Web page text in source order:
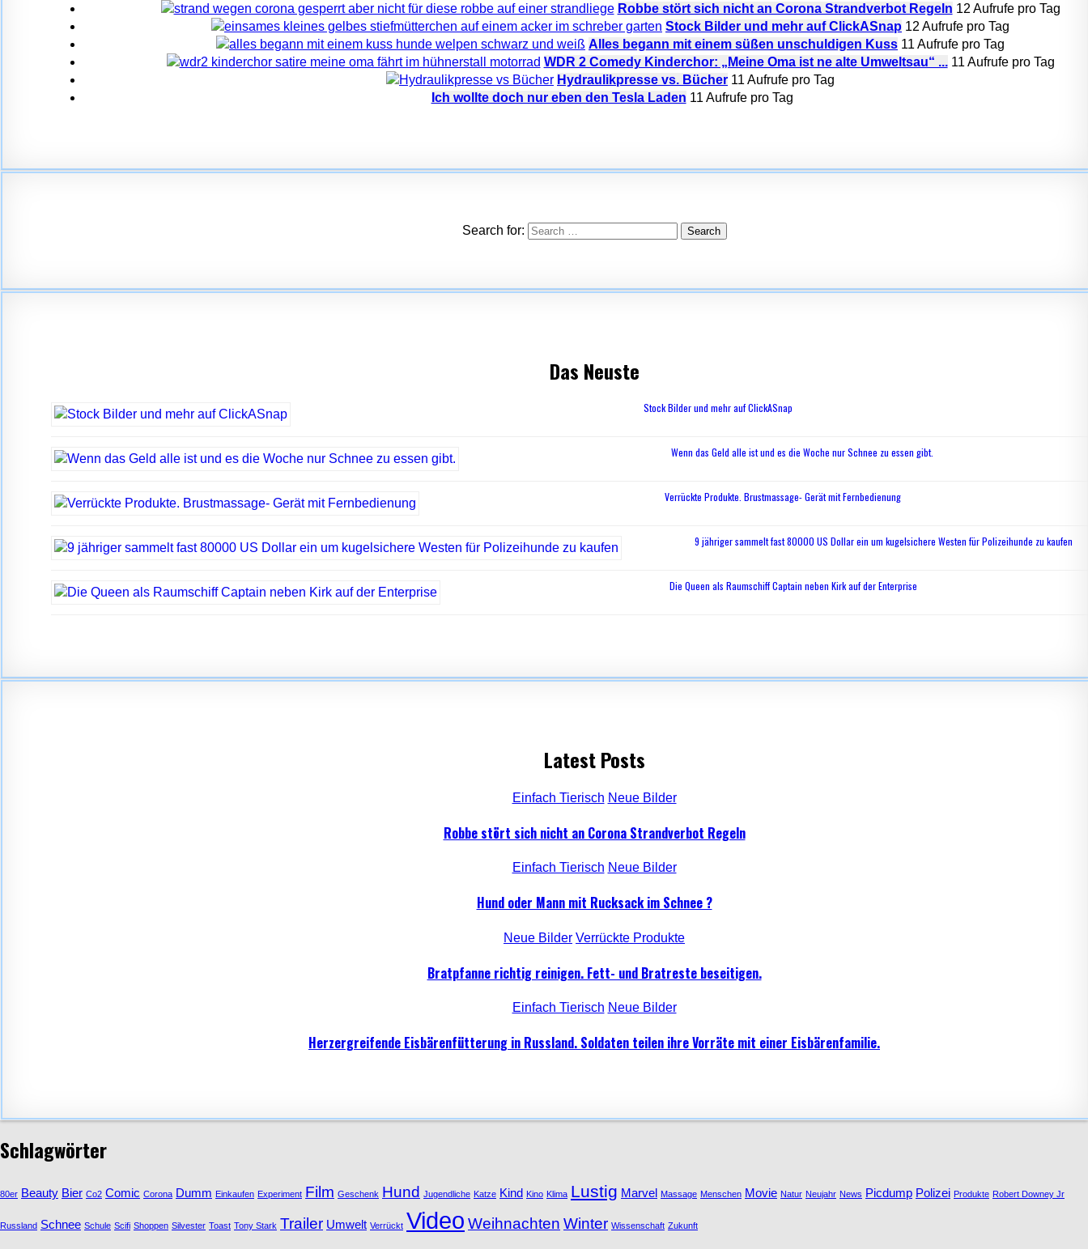
Robbe stört sich nicht an Corona Strandverbot Regeln 12 Aufrufe pro Tag
Stock Bilder und mehr auf ClickASnap 12 Aufrufe pro Tag
Alles begann mit einem süßen unschuldigen Kuss 11 Aufrufe pro Tag
WDR 2 Comedy Kinderchor: „Meine Oma ist ne alte Umweltsau“ ... 11 Aufrufe pro Tag
Hydraulikpresse vs. Bücher 11 Aufrufe pro Tag
Ich wollte doch nur eben den Tesla Laden 11 Aufrufe pro Tag
Search for:
Das Neuste
Stock Bilder und mehr auf ClickASnap
Wenn das Geld alle ist und es die Woche nur Schnee zu essen gibt.
Verrückte Produkte. Brustmassage- Gerät mit Fernbedienung
9 jähriger sammelt fast 80000 US Dollar ein um kugelsichere Westen für Polizeihunde zu kaufen
Die Queen als Raumschiff Captain neben Kirk auf der Enterprise
Latest Posts
Einfach Tierisch Neue Bilder
Robbe stört sich nicht an Corona Strandverbot Regeln
Einfach Tierisch Neue Bilder
Hund oder Mann mit Rucksack im Schnee ?
Neue Bilder Verrückte Produkte
Bratpfanne richtig reinigen. Fett- und Bratreste beseitigen.
Einfach Tierisch Neue Bilder
Herzergreifende Eisbärenfütterung in Russland. Soldaten teilen ihre Vorräte mit einer Eisbärenfamilie.
Schlagwörter
80er Beauty Bier Co2 Comic Corona Dumm Einkaufen Experiment Film Geschenk Hund Jugendliche Katze Kind Kino Klima Lustig Marvel Massage Menschen Movie Natur Neujahr News Picdump Polizei Produkte Robert Downey Jr
Russland Schnee Schule Scifi Shoppen Silvester Toast Tony Stark Trailer Umwelt Verrückt Video Weihnachten Winter Wissenschaft Zukunft